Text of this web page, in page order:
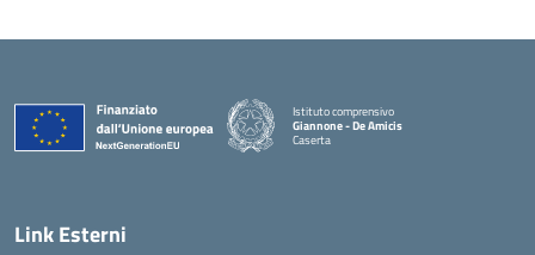
Istituto comprensivo
Giannone - De Amicis
Caserta
Link Esterni